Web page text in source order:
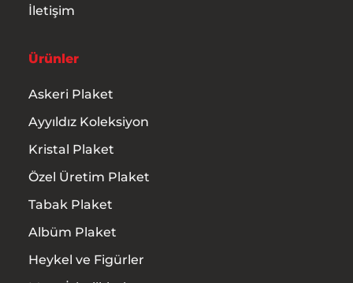
İletişim
Ürünler
Askeri Plaket
Ayyıldız Koleksiyon
Kristal Plaket
Özel Üretim Plaket
Tabak Plaket
Albüm Plaket
Heykel ve Figürler